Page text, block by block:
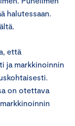
halutessaan.
että
ja markkinoinnin
on otettava